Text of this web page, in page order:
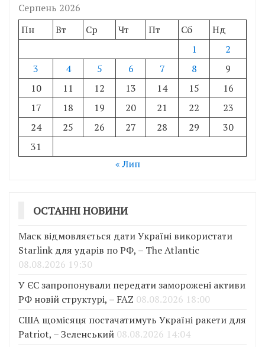
Серпень 2026
Пн
Вт Ср Чт Пт Сб
Нд
1
2
3
4 5 6 7 8
9
10
11 12 13 14 15
16
17
18 19 20 21 22
23
24
25 26 27 28 29
30
31
« Лип
ОСТАННІ НОВИНИ
Маск відмовляється дати Україні використати
Starlink для ударів по РФ, – The Atlantic
08.08.2026 19:30
У ЄС запропонували передати заморожені активи
РФ новій структурі, – FAZ 08.08.2026 18:00
США щомісяця постачатимуть Україні ракети для
Patriot, – Зеленський 08.08.2026 14:04